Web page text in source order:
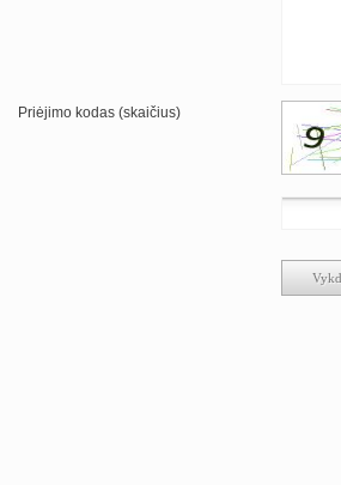
Priėjimo kodas (skaičius)